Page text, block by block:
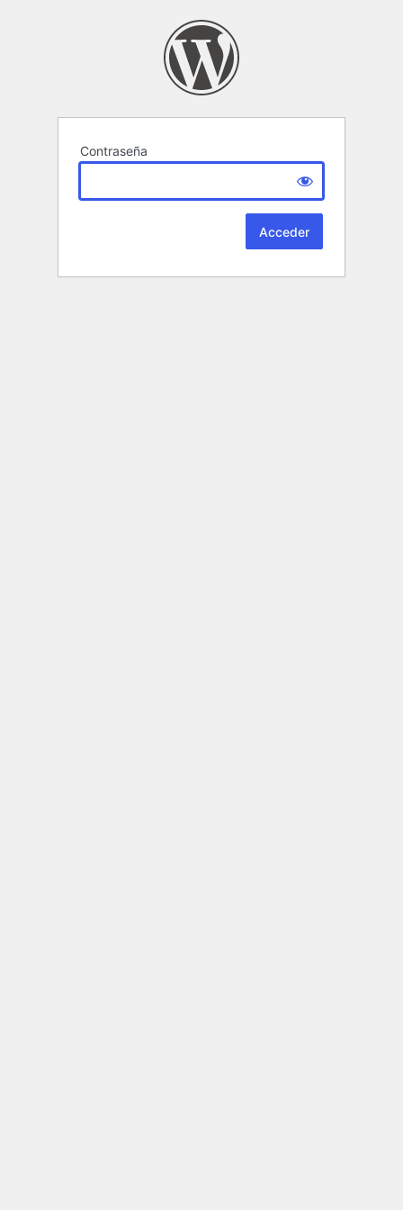
Contraseña